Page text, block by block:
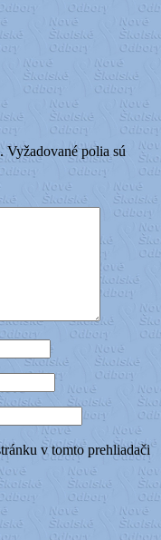
Vyžadované polia sú
v tomto prehliadači